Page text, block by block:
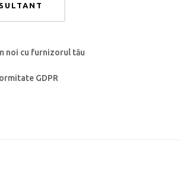
noi cu furnizorul tău
GDPR